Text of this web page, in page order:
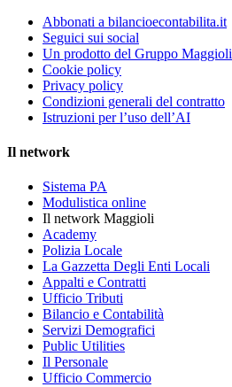
Abbonati a bilancioecontabilita.it
Seguici sui social
Un prodotto del Gruppo Maggioli
Cookie policy
Privacy policy
Condizioni generali del contratto
Istruzioni per l’uso dell’AI
Il network
Sistema PA
Modulistica online
Il network Maggioli
Academy
Polizia Locale
La Gazzetta Degli Enti Locali
Appalti e Contratti
Ufficio Tributi
Bilancio e Contabilità
Servizi Demografici
Public Utilities
Il Personale
Ufficio Commercio